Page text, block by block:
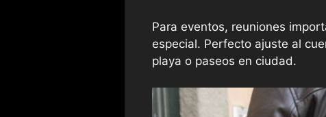
Para eventos, reuniones
especial. Perfecto ajuste al
playa o paseos en ciudad.